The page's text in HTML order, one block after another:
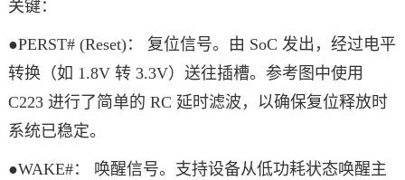
关键：
●PERST# (Reset)： 复位信号。由 SoC 发出，经过电平
转换（如 1.8V 转 3.3V）送往插槽。参考图中使用
C223 进行了简单的 RC 延时滤波，以确保复位释放时
系统已稳定。
●WAKE#： 唤醒信号。支持设备从低功耗状态唤醒主